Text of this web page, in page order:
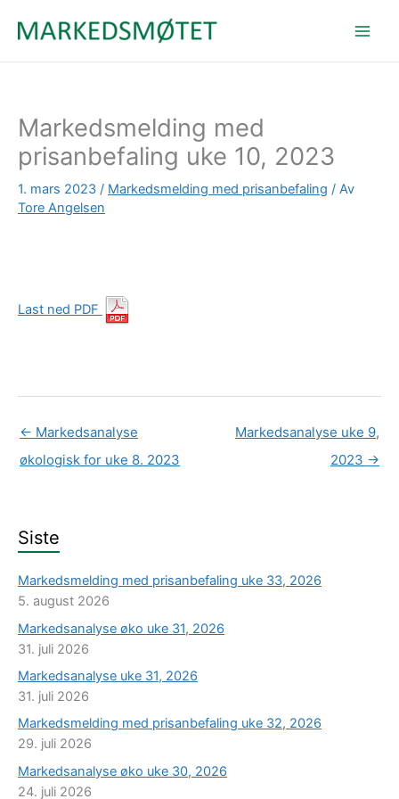
Markedsmelding med
prisanbefaling uke 10, 2023
1. mars 2023 / Markedsmelding med prisanbefaling / Av
Tore Angelsen
Last ned PDF
← Markedsanalyse
økologisk for uke 8. 2023
Markedsanalyse uke 9,
2023 →
Siste
Markedsmelding med prisanbefaling uke 33, 2026
5. august 2026
Markedsanalyse øko uke 31, 2026
31. juli 2026
Markedsanalyse uke 31, 2026
31. juli 2026
Markedsmelding med prisanbefaling uke 32, 2026
29. juli 2026
Markedsanalyse øko uke 30, 2026
24. juli 2026